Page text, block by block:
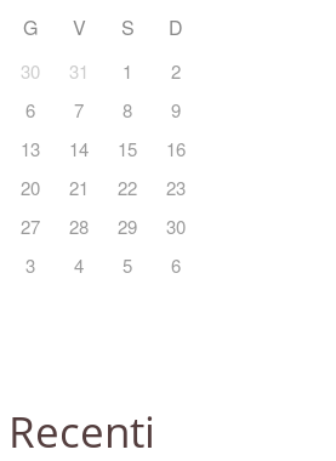
G V S D
30 31 1
2
6 7 8
9
13 14 15
16
20 21 22
23
27 28 29
30
3 4 5 6